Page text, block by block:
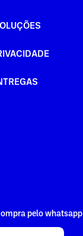
pelo whatsapp